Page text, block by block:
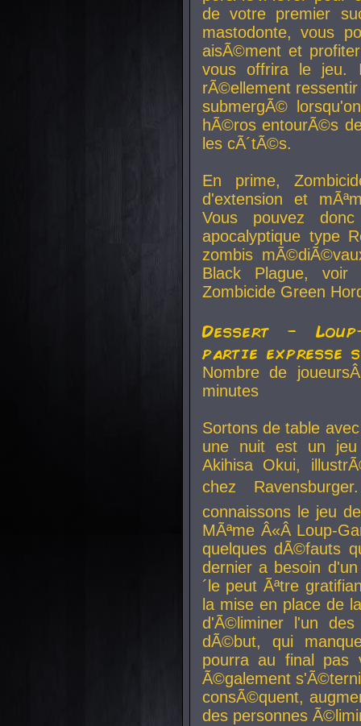
de votre premier
mastodonte, vous
aisÃ©ment et
vous offrira le jeu.
rÃ©ellement
submergÃ©
hÃ©ros entourÃ©s
les cÃ´tÃ©s.
En prime,
d'extension et
Vous pouvez
apocalyptique type
zombis
Black Plague,
Zombicide Green
Dessert -
partie expresse
Nombre de
minutes
Sortons de table
une nuit est un
Akihisa Okui,
chez
connaissons le jeu
MÃªme Â«Â Loup-
quelques dÃ©fauts
dernier a besoin
´le peut Ãªtre
la mise en place de
d'Ã©liminer l'un
dÃ©but, qui
pourra au final pas
Ã©galement
consÃ©quent,
des personnes